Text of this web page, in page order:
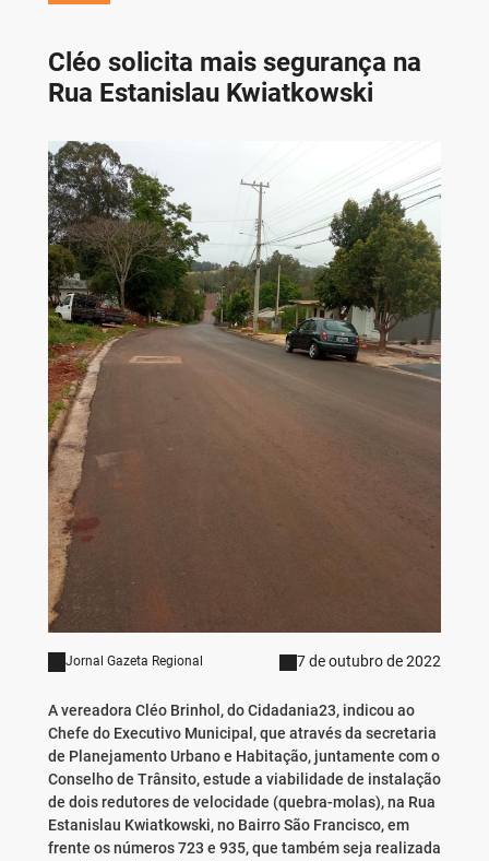
Cléo solicita mais segurança na
Rua Estanislau Kwiatkowski
Jornal Gazeta Regional 7 de outubro de 2022
A vereadora Cléo Brinhol, do Cidadania23, indicou ao
Chefe do Executivo Municipal, que através da secretaria
de Planejamento Urbano e Habitação, juntamente com o
Conselho de Trânsito, estude a viabilidade de instalação
de dois redutores de velocidade (quebra-molas), na Rua
Estanislau Kwiatkowski, no Bairro São Francisco, em
frente os números 723 e 935, que também seja realizada